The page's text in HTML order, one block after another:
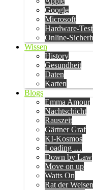
Google
Microsoft
Hardware-Test
Online-
Wissen
History
Gesundheit
Daten
Karten
Blogs
Emma Amour
Nachtschicht
Rauszeit
Gärtner Graf
KI-Kosmos
Loading …
Down by Law
Move on up
Watts On
Rat der Weisen